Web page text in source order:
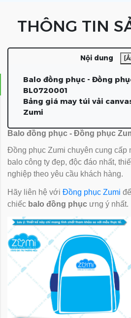
THÔNG TIN
Nội dung
Balo đồng phục - Đồng
BL0720001
Bảng giá may túi vải
Zumi
Balo đồng phục - Đồng phục
Đồng phục Zumi chuyên cung cấp
balo công ty đẹp, độc đáo nhất,
nghiệp theo yêu cầu khách hàng.
Hãy liên hệ với Đồng phục Zumi
chiếc balo đồng phục ưng ý nhất.